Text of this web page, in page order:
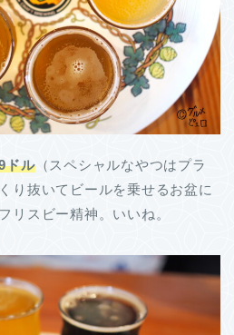
ドル（スペシャルなやつはプラ
り抜いてビールを乗せるお盆に
リスビー精神。いいね。